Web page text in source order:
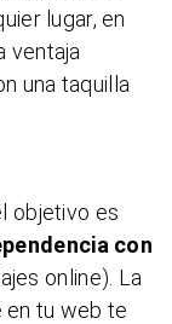
lugar, en
ventaja
una taquilla
objetivo es
con
online). La
en tu web te